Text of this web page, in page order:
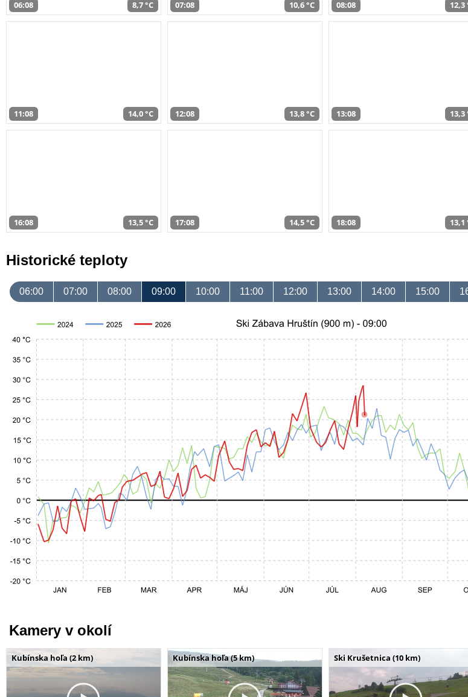
06:08 8,7 °C 07:08 10,6 °C 08:08 12,3
11:08 14,0 °C 12:08 13,8 °C 13:08 13,3
16:08 13,5 °C 17:08 14,5 °C 18:08 13,1
Historické teploty
06:00 07:00 08:00 09:00 10:00 11:00 12:00 13:00 14:00 15:00
Kamery v okolí
Kubínska hoľa (2 km) Kubínska hoľa (5 km) Ski Krušetnica (10 km)